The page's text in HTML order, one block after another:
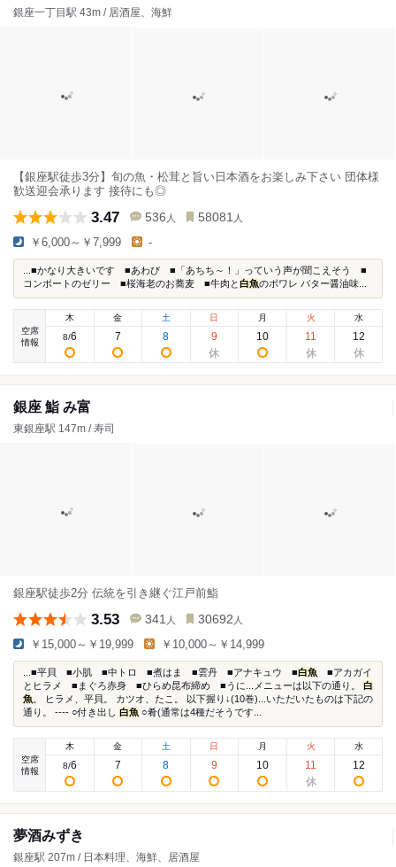
銀座一丁目駅 43m / 居酒屋、海鮮
【銀座駅徒歩3分】旬の魚・松茸と旨い日本酒をお楽しみ下さい 団体様
歓送迎会承ります 接待にも◎
3.47 536 人 58081 人
￥6,000～￥7,999 -
...■かなり大きいです ■あわび ■「あちち～！」っていう声が聞こえそう ■
コンポートのゼリー ■桜海老のお蕎麦 ■牛肉と白魚のポワレ バター醤油味...
空席
情報
木
8/6
金
7
土
8
日
9
月
10
火
11
水
12
銀座 鮨 み富
東銀座駅 147m / 寿司
銀座駅徒歩2分 伝統を引き継ぐ江戸前鮨
3.53 341 人 30692 人
￥15,000～￥19,999 ￥10,000～￥14,999
...■平貝 ■小肌 ■中トロ ■煮はま ■雲丹 ■アナキュウ ■白魚 ■アカガイ
とヒラメ ■まぐろ赤身 ■ひらめ昆布締め ■うに...メニューは以下の通り。 白
魚 。 ヒラメ、平貝。 カツオ、たこ。 以下握り↓(10巻)...いただいたものは下記の
通り。 ---- ○付き出し 白魚 ○肴(通常は4種だそうです...
空席
情報
木
8/6
金
7
土
8
日
9
月
10
火
11
水
12
夢酒みずき
銀座駅 207m / 日本料理、海鮮、居酒屋